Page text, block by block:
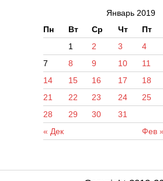
Январь 2019
Пн
Вт Ср Чт Пт
« Дек Фев
1 2 3 4
7
8 9 10 11
14
15 16 17 18
21
22 23 24 25
28
29 30 31